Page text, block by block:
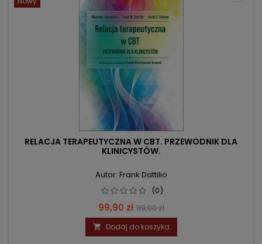
RELACJA TERAPEUTYCZNA W CBT. PRZEWODNIK DLA
KLINICYSTÓW.
Autor: Frank Dattilio
(0)
Cena
99,90 zł Cena
podstawowa
119,00 zł
 Dodaj do koszyka